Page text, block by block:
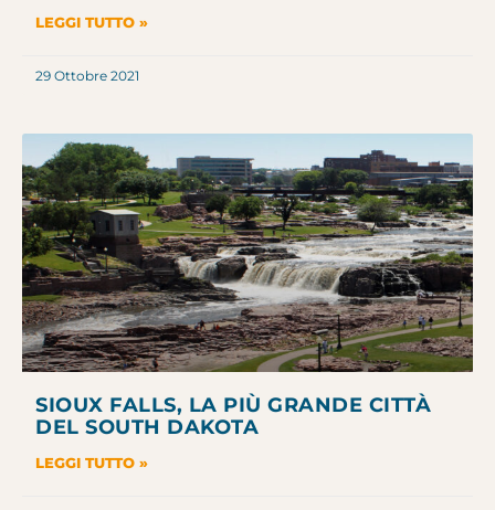
LEGGI TUTTO »
29 Ottobre 2021
SIOUX FALLS, LA PIÙ GRANDE CITTÀ
DEL SOUTH DAKOTA
LEGGI TUTTO »